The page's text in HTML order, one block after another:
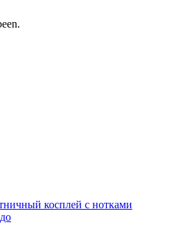
косплей с нотками